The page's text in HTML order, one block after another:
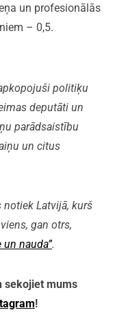
un profesionālās
– 0,5.
politiķu
deputāti un
parādsaistību
un citus
notiek Latvijā, kurš
gan otrs,
un nauda”.
sekojiet mums
!